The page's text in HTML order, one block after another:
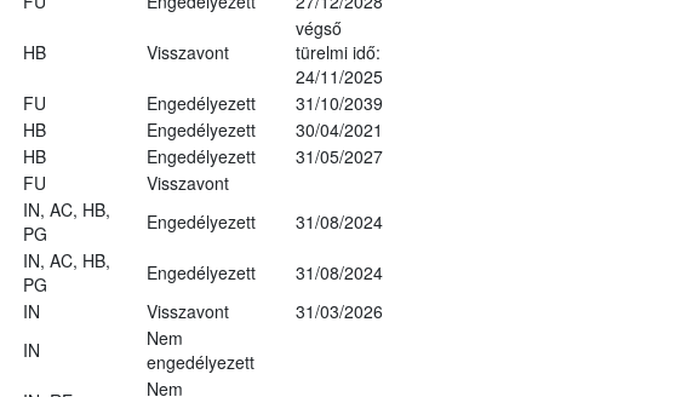
HB Visszavont
végső
türelmi idő:
24/11/2025
FU Engedélyezett
31/10/2039
HB Engedélyezett
30/04/2021
HB Engedélyezett
31/05/2027
FU
Visszavont
IN, AC, HB,
PG
Engedélyezett 31/08/2024
IN, AC, HB,
PG
Engedélyezett
31/08/2024
IN Visszavont
31/03/2026
IN
Nem
engedélyezett
Nem